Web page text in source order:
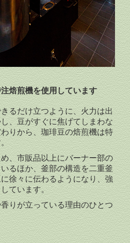
焙煎機を使用しています
るだけ立つように、火力は出
、豆がすぐに焦げてしまわな
りから、珈琲豆の焙煎機は特
、市販品以上にバーナー部の
るほか、釜部の構造を二重釜
徐々に伝わるようになり、強
ています。
りが立っている理由のひとつ